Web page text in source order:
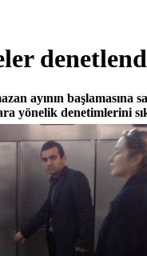
ayının başlamasına
yönelik denetimlerini